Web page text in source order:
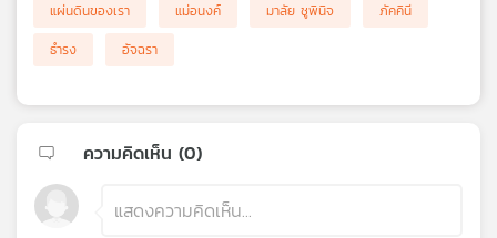
แผ่นดินของเรา
แม่อนงค์ มาลัย ชูพินิจ
ภัคคินี
ธำรง
อัจฉรา
ความคิดเห็น (0)